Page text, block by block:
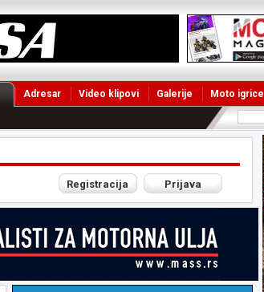
Adresar Video klipovi Galerije Moto igrice
Registracija Prijava